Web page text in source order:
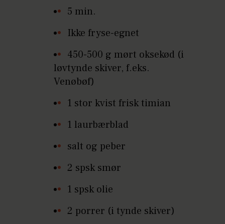
5 min.
Ikke fryse-egnet
450-500 g mørt oksekød (i
løvtynde skiver, f.eks.
Venøbøf)
1 stor kvist frisk timian
1 laurbærblad
salt og peber
2 spsk smør
1 spsk olie
2 porrer (i tynde skiver)